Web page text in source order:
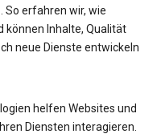
So erfahren wir, wie
können Inhalte, Qualität
neue Dienste entwickeln
helfen Websites und
Diensten interagieren.